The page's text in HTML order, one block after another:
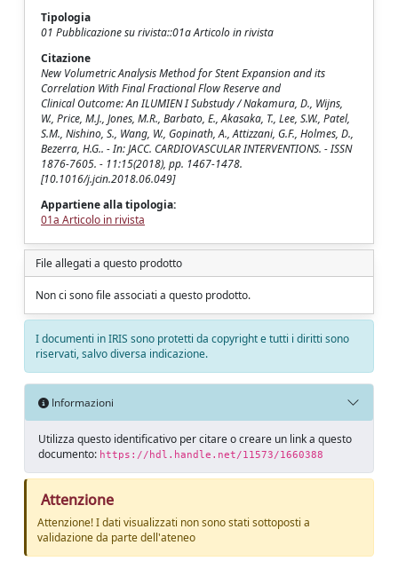
Tipologia
01 Pubblicazione su rivista::01a Articolo in rivista
Citazione
New Volumetric Analysis Method for Stent Expansion and its
Correlation With Final Fractional Flow Reserve and
Clinical Outcome: An ILUMIEN I Substudy / Nakamura, D., Wijns,
W., Price, M.J., Jones, M.R., Barbato, E., Akasaka, T., Lee, S.W., Patel,
S.M., Nishino, S., Wang, W., Gopinath, A., Attizzani, G.F., Holmes, D.,
Bezerra, H.G.. - In: JACC. CARDIOVASCULAR INTERVENTIONS. - ISSN
1876-7605. - 11:15(2018), pp. 1467-1478.
[10.1016/j.jcin.2018.06.049]
Appartiene alla tipologia:
01a Articolo in rivista
File allegati a questo prodotto
Non ci sono file associati a questo prodotto.
I documenti in IRIS sono protetti da copyright e tutti i diritti sono
riservati, salvo diversa indicazione.
Informazioni
Utilizza questo identificativo per citare o creare un link a questo
documento: https://hdl.handle.net/11573/1660388
Attenzione
Attenzione! I dati visualizzati non sono stati sottoposti a
validazione da parte dell'ateneo